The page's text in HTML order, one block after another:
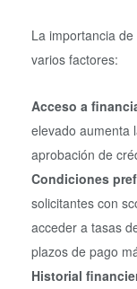
La importancia
varios factores:
Acceso a
elevado aumenta
aprobación de
Condiciones
solicitantes con
acceder a tasas
plazos de pago
Historial